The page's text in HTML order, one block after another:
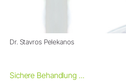
Dr. Stavros Pelekanos
Sichere Behandlung ...